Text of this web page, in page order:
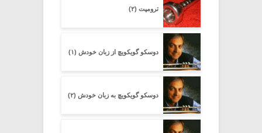
ترومپت (۲)
دوسکو گویکویچ از زبان خودش (۱)
دوسکو گویکویچ به زبان خودش (۲)